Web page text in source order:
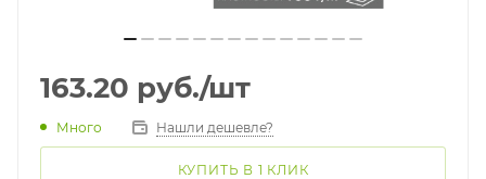
163.20 руб./шт
Много Нашли дешевле?
КУПИТЬ В 1 КЛИК